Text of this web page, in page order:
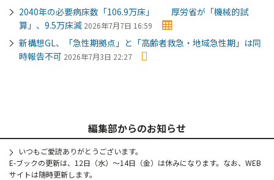
2040年の必要病床数「106.9万床」 厚労省が「機械的試
算」、9.5万床減 2026年7月7日 16:59
新構想GL、「急性期拠点」と「高齢者救急・地域急性期」は同
時報告不可 2026年7月3日 22:27
編集部からのお知らせ
いつもご愛読ありがとうございます。
E-ブックの更新は、12日（水）～14日（金）は休みになります。なお、WEB
サイトは随時更新します。